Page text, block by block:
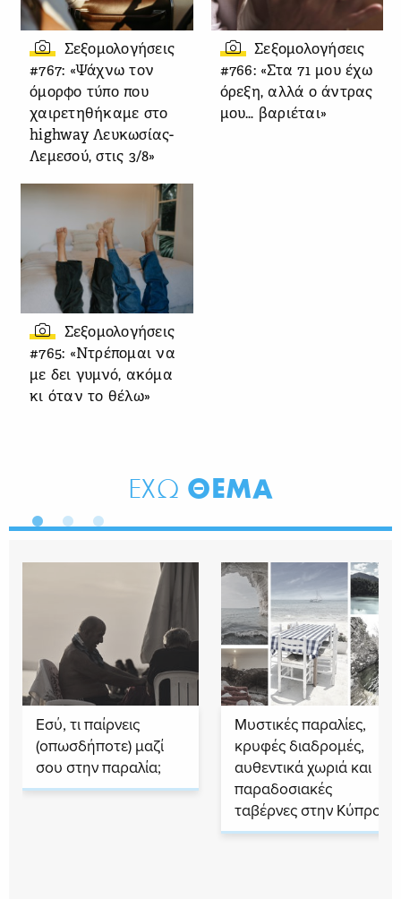
Σεξομολογήσεις
#767: «Ψάχνω τον
όμορφο τύπο που
χαιρετηθήκαμε στο
highway Λευκωσίας-
Λεμεσού, στις 3/8»
Σεξομολογήσεις
#766: «Στα 71 μου έχω
όρεξη, αλλά ο άντρας
μου… βαριέται»
Σεξομολογήσεις
#765: «Ντρέπομαι να
με δει γυμνό, ακόμα
κι όταν το θέλω»
ΕΧΩ ΘΕΜΑ
Εσύ, τι παίρνεις
(οπωσδήποτε) μαζί
σου στην παραλία;
Μυστικές παραλίες,
κρυφές διαδρομές,
αυθεντικά χωριά και
παραδοσιακές
ταβέρνες στην Κύπρο